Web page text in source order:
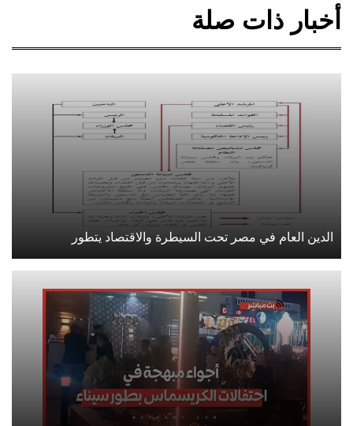
أخبار ذات صلة
الدين العام في مصر تحت السيطرة والاقتصاد يتطور